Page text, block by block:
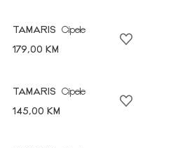
TAMARIS
Cipele
179,00 KM
TAMARIS
Cipele
145,00 KM